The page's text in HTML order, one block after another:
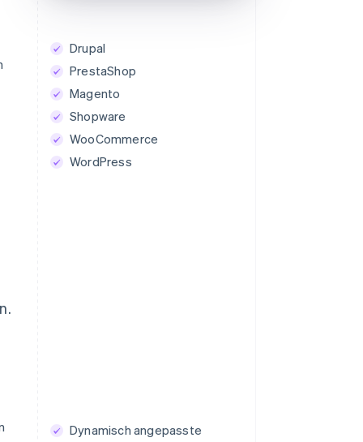
Drupal
PrestaShop
Magento
Shopware
WooCommerce
WordPress
Dynamisch angepasste